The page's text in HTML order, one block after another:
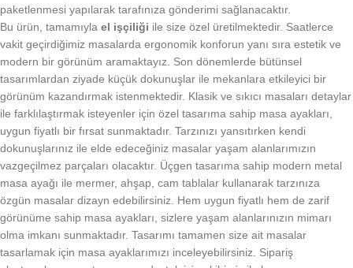
paketlenmesi yapılarak tarafınıza gönderimi sağlanacaktır.
Bu ürün, tamamıyla el işçiliği ile size özel üretilmektedir. Saatlerce
vakit geçirdiğimiz masalarda ergonomik konforun yanı sıra estetik ve
modern bir görünüm aramaktayız. Son dönemlerde bütünsel
tasarımlardan ziyade küçük dokunuşlar ile mekanlara etkileyici bir
görünüm kazandırmak istenmektedir. Klasik ve sıkıcı masaları detaylar
ile farklılaştırmak isteyenler için özel tasarıma sahip masa ayakları,
uygun fiyatlı bir fırsat sunmaktadır. Tarzınızı yansıtırken kendi
dokunuşlarınız ile elde edeceğiniz masalar yaşam alanlarımızın
vazgeçilmez parçaları olacaktır. Üçgen tasarıma sahip modern metal
masa ayağı ile mermer, ahşap, cam tablalar kullanarak tarzınıza
özgün masalar dizayn edebilirsiniz. Hem uygun fiyatlı hem de zarif
görünüme sahip masa ayakları, sizlere yaşam alanlarınızın mimarı
olma imkanı sunmaktadır. Tasarımı tamamen size ait masalar
tasarlamak için masa ayaklarımızı inceleyebilirsiniz. Sipariş